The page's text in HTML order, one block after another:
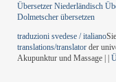
Übersetzer Niederländisch
Dolmetscher übersetzen
traduzioni svedese / italiano
translations/translator der
Akupunktur und Massage | |